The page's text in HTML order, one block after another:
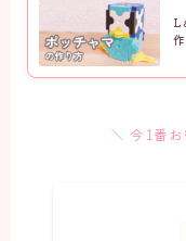
＼ 今1番